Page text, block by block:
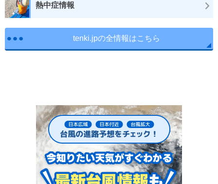
熱中症情報
tenki.jpの全情報はこちら